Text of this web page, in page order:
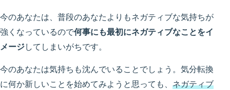
今のあなたは、普段のあなたよりもネガティブな気持ちが
強くなっているので何事にも最初にネガティブなことをイ
メージしてしまいがちです。
今のあなたは気持ちも沈んでいることでしょう。気分転換
に何か新しいことを始めてみようと思っても、 ネガティブ